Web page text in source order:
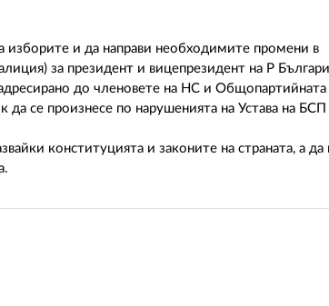
изборите и да направи необходимите промени в
за президент и вицепрезидент на Р
до членовете на НС и
се произнесе по нарушенията на Устава на
конституцията и законите на страната, а да